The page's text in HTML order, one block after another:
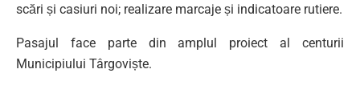
scări și casiuri noi; realizare marcaje și indicatoare rutiere.
Pasajul face parte din amplul proiect al centurii
Municipiului Târgoviște.